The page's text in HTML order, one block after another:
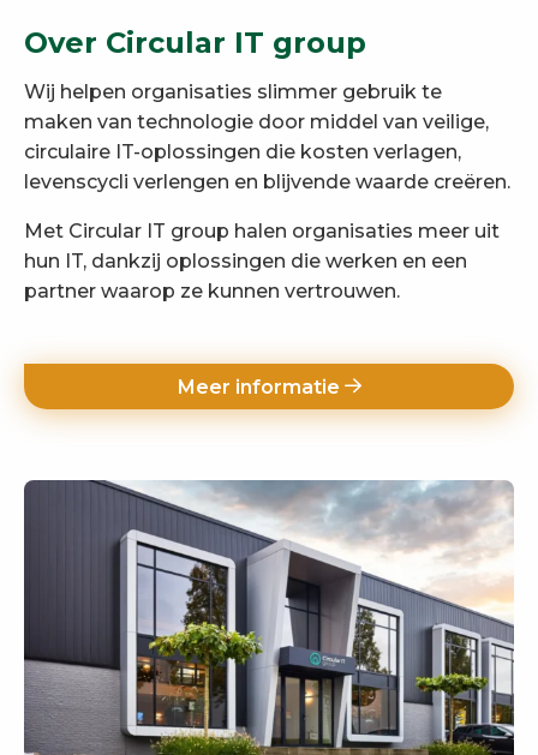
Over Circular IT group
Wij helpen organisaties slimmer gebruik te
maken van technologie door middel van veilige,
circulaire IT-oplossingen die kosten verlagen,
levenscycli verlengen en blijvende waarde creëren.
Met Circular IT group halen organisaties meer uit
hun IT, dankzij oplossingen die werken en een
partner waarop ze kunnen vertrouwen.
Meer informatie